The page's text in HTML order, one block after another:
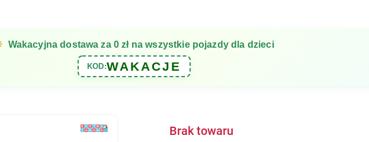
Wakacyjna dostawa za 0 zł na wszystkie pojazdy dla dzieci
KOD:WAKACJE
Brak towaru